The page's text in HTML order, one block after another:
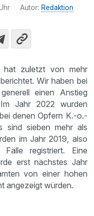
Autor: Redaktion
hat zuletzt von mehr
Wir haben bei
einen Anstieg
Jahr 2022 wurden
denen Opfern K.-o.-
sind sieben mehr als
im Jahr 2019, also
registriert. Eine
erst nächstes Jahr
von einer hohen
angezeigt würden.